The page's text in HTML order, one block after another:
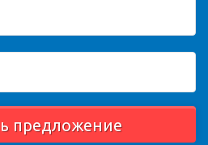
предложение